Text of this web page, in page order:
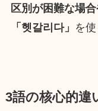
区別が困難な場
「헷갈리다」 を
3語の核心的違